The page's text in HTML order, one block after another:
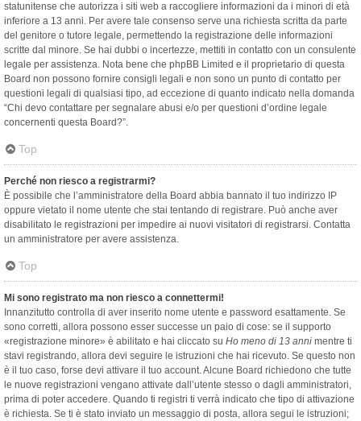
statunitense che autorizza i siti web a raccogliere informazioni da i minori di età
inferiore a 13 anni. Per avere tale consenso serve una richiesta scritta da parte
del genitore o tutore legale, permettendo la registrazione delle informazioni
scritte dal minore. Se hai dubbi o incertezze, mettiti in contatto con un consulente
legale per assistenza. Nota bene che phpBB Limited e il proprietario di questa
Board non possono fornire consigli legali e non sono un punto di contatto per
questioni legali di qualsiasi tipo, ad eccezione di quanto indicato nella domanda
“Chi devo contattare per segnalare abusi e/o per questioni d’ordine legale
concernenti questa Board?”.
Top
Perché non riesco a registrarmi?
È possibile che l’amministratore della Board abbia bannato il tuo indirizzo IP
oppure vietato il nome utente che stai tentando di registrare. Può anche aver
disabilitato le registrazioni per impedire ai nuovi visitatori di registrarsi. Contatta
un amministratore per avere assistenza.
Top
Mi sono registrato ma non riesco a connettermi!
Innanzitutto controlla di aver inserito nome utente e password esattamente. Se
sono corretti, allora possono esser successe un paio di cose: se il supporto
«registrazione minore» è abilitato e hai cliccato su Ho meno di 13 anni mentre ti
stavi registrando, allora devi seguire le istruzioni che hai ricevuto. Se questo non
è il tuo caso, forse devi attivare il tuo account. Alcune Board richiedono che tutte
le nuove registrazioni vengano attivate dall’utente stesso o dagli amministratori,
prima di poter accedere. Quando ti registri ti verrà indicato che tipo di attivazione
è richiesta. Se ti è stato inviato un messaggio di posta, allora segui le istruzioni;